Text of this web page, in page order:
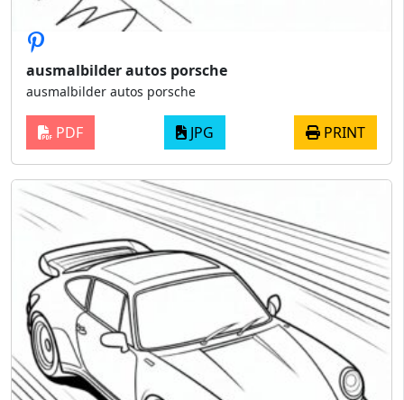
ausmalbilder autos porsche
ausmalbilder autos porsche
PDF JPG PRINT